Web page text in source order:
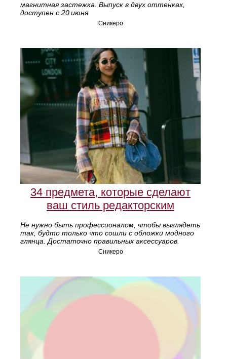
магнитная застежка. Выпуск в двух оттенках,
доступен с 20 июня.
Сникеро
34 предмета, которые сделают
ваш стиль редакторским
Не нужно быть профессионалом, чтобы выглядеть
так, будто только что сошли с обложки модного
глянца. Достаточно правильных аксессуаров.
Сникеро